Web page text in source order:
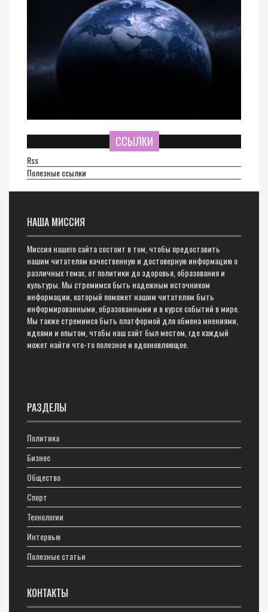
ССЫЛКИ
Rss
Полезные ссылки
НАША МИССИЯ
Миссия нашего сайта состоит в том, чтобы предоставить
нашим читателям качественную и достоверную информацию о
различных темах, от политики до здоровья, образования и
культуры. Мы стремимся быть надежным источником
информации, который поможет нашим читателям быть
информированными, образованными и в курсе событий в мире.
Мы также стремимся быть платформой для обмена мнениями,
идеями и опытом, чтобы наш сайт был местом, где каждый
может найти что-то полезное и вдохновляющее.
РАЗДЕЛЫ
Политика
Бизнес
Общество
Спорт
Технологии
Интервью
Полезные статьи
КОНТАКТЫ